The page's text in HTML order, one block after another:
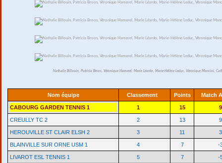
Nathalie Billouin, Patricia Broos, Véronique Hamerel, Marie Léardo, Marie-Hélène Leduc, Véronique Mancini,
Nom équipe Classement Points Match
CABOURG GARDEN TENNIS 1 1 15 9
CREULLY TC 2 2 13 9
HEROUVILLE ST CLAIR ELSH 2 3 11 3
BLAINVILLE SUR ORNE USM 1 4 7 -
LIVAROT ESL TENNIS 1 5 7 -